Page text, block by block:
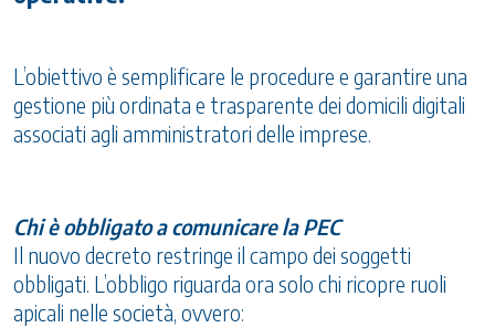
L’obiettivo è semplificare le procedure e garantire una
gestione più ordinata e trasparente dei domicili digitali
associati agli amministratori delle imprese.
Chi è obbligato a comunicare la PEC
Il nuovo decreto restringe il campo dei soggetti
obbligati. L’obbligo riguarda ora solo chi ricopre ruoli
apicali nelle società, ovvero: